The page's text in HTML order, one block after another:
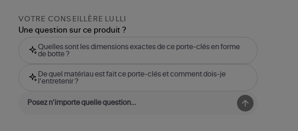
VOTRE CONSEILLÈRE LULLI
Une question sur ce produit ?
Quelles sont les dimensions exactes de ce porte-clés en forme
de botte ?
De quel matériau est fait ce porte-clés et comment dois-je
l'entretenir ?